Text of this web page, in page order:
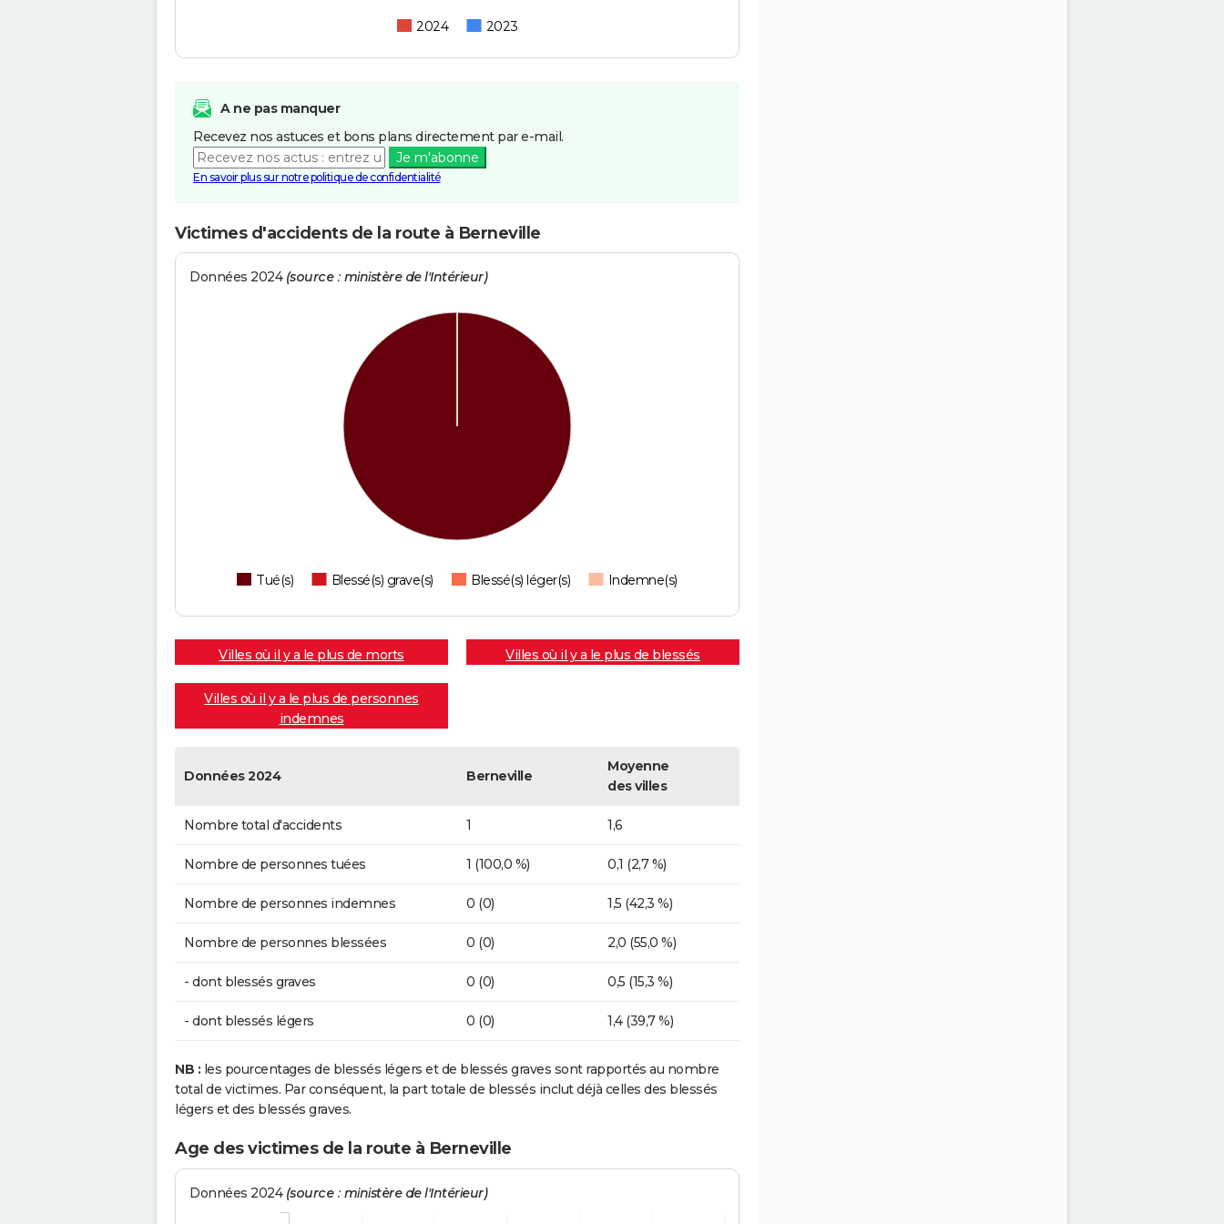
2024 2023
A ne pas manquer
Recevez nos astuces et bons plans directement par e-mail.
Je m'abonne
En savoir plus sur notre politique de confidentialité
Victimes d'accidents de la route à Berneville
Données 2024 (source : ministère de l'Intérieur)
Tué(s) Blessé(s) grave(s) Blessé(s) léger(s) Indemne(s)
Villes où il y a le plus de morts Villes où il y a le plus de blessés
Villes où il y a le plus de personnes
indemnes
Données 2024 Berneville
Moyenne
des villes
Nombre total d'accidents 1 1,6
Nombre de personnes tuées 1 (100,0 %) 0,1 (2,7 %)
Nombre de personnes indemnes 0 (0) 1,5 (42,3 %)
Nombre de personnes blessées 0 (0) 2,0 (55,0 %)
- dont blessés graves 0 (0) 0,5 (15,3 %)
- dont blessés légers 0 (0) 1,4 (39,7 %)
NB : les pourcentages de blessés légers et de blessés graves sont rapportés au nombre
total de victimes. Par conséquent, la part totale de blessés inclut déjà celles des blessés
légers et des blessés graves.
Age des victimes de la route à Berneville
Données 2024 (source : ministère de l'Intérieur)